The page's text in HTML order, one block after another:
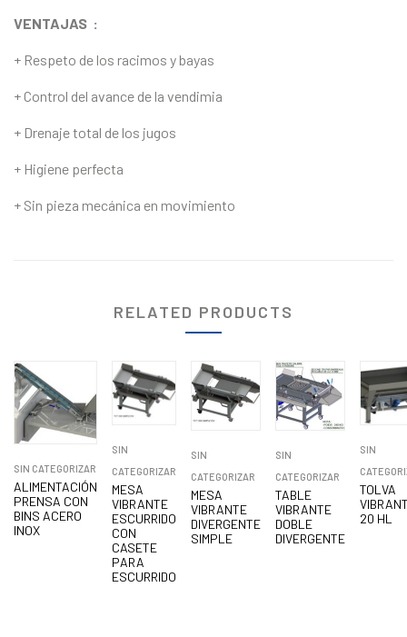
VENTAJAS :
+ Respeto de los racimos y bayas
+ Control del avance de la vendimia
+ Drenaje total de los jugos
+ Higiene perfecta
+ Sin pieza mecánica en movimiento
RELATED PRODUCTS
SIN CATEGORIZAR
ALIMENTACIÓN
PRENSA CON
BINS ACERO
INOX
SIN
CATEGORIZAR
MESA
VIBRANTE
ESCURRIDO
CON
CASETE
PARA
ESCURRIDO
SIN
CATEGORIZAR
MESA
VIBRANTE
DIVERGENTE
SIMPLE
SIN
CATEGORIZAR
TABLE
VIBRANTE
DOBLE
DIVERGENTE
SIN
TOLVA
20 HL